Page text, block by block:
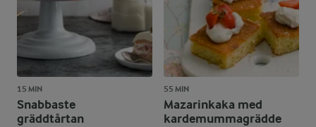
15 MIN
Snabbaste
gräddtårtan
55 MIN
Mazarinkaka med
kardemummagrädde